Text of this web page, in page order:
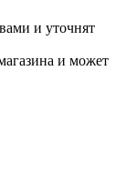
и уточнят
и может